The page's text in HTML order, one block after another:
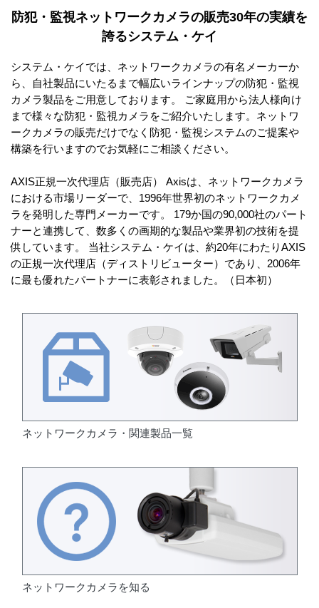
VIVOTEKビデオレコーダー
VIVOTEKスプリット型ネットワークカメラ
HIKVISIONアクセサリー
Pride Techアクセサリー
SAXAアクセサリー
OPTEXアクセサリー
防犯・監視ネットワークカメラの販売30年の実績を
誇るシステム・ケイ
システム・ケイでは、ネットワークカメラの有名メーカーか
ら、自社製品にいたるまで幅広いラインナップの防犯・監視
カメラ製品をご用意しております。 ご家庭用から法人様向け
まで様々な防犯・監視カメラをご紹介いたします。ネットワ
ークカメラの販売だけでなく防犯・監視システムのご提案や
構築を行いますのでお気軽にご相談ください。
AXIS正規一次代理店（販売店） Axisは、ネットワークカメラ
における市場リーダーで、1996年世界初のネットワークカメ
ラを発明した専門メーカーです。 179か国の90,000社のパート
ナーと連携して、数多くの画期的な製品や業界初の技術を提
供しています。 当社システム・ケイは、約20年にわたりAXIS
の正規一次代理店（ディストリビューター）であり、2006年
に最も優れたパートナーに表彰されました。（日本初）
ネットワークカメラ・関連製品一覧
ネットワークカメラを知る